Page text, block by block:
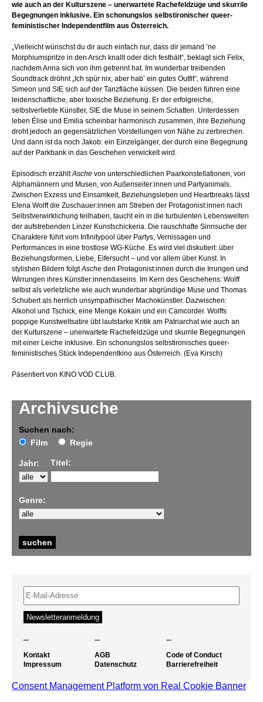
Archivsuche
Suchen nach:
Film
Regie
Jahr: Titel:
Genre:
wie auch an der Kulturszene – unerwartete Rachefeldzüge und skurrile
Begegnungen inklusive. Ein schonungslos selbstironischer queer-
feministischer Independentfilm aus Österreich.
„Vielleicht wünschst du dir auch einfach nur, dass dir jemand ’ne
Morphiumspritze in den Arsch knallt oder dich festhält“, beklagt sich Felix,
nachdem Anna sich von ihm getrennt hat. Im wunderbar treibenden
Soundtrack dröhnt „Ich spür nix, aber hab’ ein gutes Outfit“, während
Simeon und SIE sich auf der Tanzfläche küssen. Die beiden führen eine
leidenschaftliche, aber toxische Beziehung. Er der erfolgreiche,
selbstverliebte Künstler, SIE die Muse in seinem Schatten. Unterdessen
leben Élise und Emilia scheinbar harmonisch zusammen, ihre Beziehung
droht jedoch an gegensätzlichen Vorstellungen von Nähe zu zerbrechen.
Und dann ist da noch Jakob: ein Einzelgänger, der durch eine Begegnung
auf der Parkbank in das Geschehen verwickelt wird.
Episodisch erzähltAsche von unterschiedlichen Paarkonstellationen, von
Alphamännern und Musen, von Außenseiter:innen und Partyanimals.
Zwischen Exzess und Einsamkeit, Beziehungsleben und Heartbreaks lässt
Elena Wolff die Zuschauer:innen am Streben der Protagonist:innen nach
Selbstverwirklichung teilhaben, taucht ein in die turbulenten Lebenswelten
der aufstrebenden Linzer Kunstschickeria. Die rauschhafte Sinnsuche der
Charaktere führt vom Infinitypool über Partys, Vernissagen und
Performances in eine trostlose WG-Küche. Es wird viel diskutiert: über
Beziehungsformen, Liebe, Eifersucht – und vor allem über Kunst. In
stylishen Bildern folgtAsche den Protagonist:innen durch die Irrungen und
Wirrungen ihres Künstler:innendaseins. Im Kern des Geschehens: Wolff
selbst als verletzliche wie auch wunderbar abgründige Muse und Thomas
Schubert als herrlich unsympathischer Machokünstler. Dazwischen:
Alkohol und Tschick, eine Menge Kokain und ein Camcorder. Wolffs
poppige Kunstweltsatire übt lautstarke Kritik am Patriarchat wie auch an
der Kulturszene – unerwartete Rachefeldzüge und skurrile Begegnungen
mit einer Leiche inklusive. Ein schonungslos selbstironisches queer-
feministisches Stück Independentkino aus Österreich. (Eva Kirsch)
Päsentiert von KINO VOD CLUB.
– – –
Kontakt
Impressum
AGB
Datenschutz
Code of Conduct
Barrierefreiheit
Consent Management Platform von Real Cookie Banner